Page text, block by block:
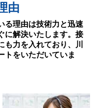
由
る理由は技術力と迅速
に解決いたします。接
力を入れており、川
トをいただいていま